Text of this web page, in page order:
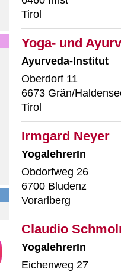
Tirol
Yoga- und
Ayurveda-Institut
Oberdorf 11
6673 Grän/
Tirol
Irmgard Neyer
YogalehrerIn
Obdorfweg 26
6700 Bludenz
Vorarlberg
Claudio
YogalehrerIn
Eichenweg 27